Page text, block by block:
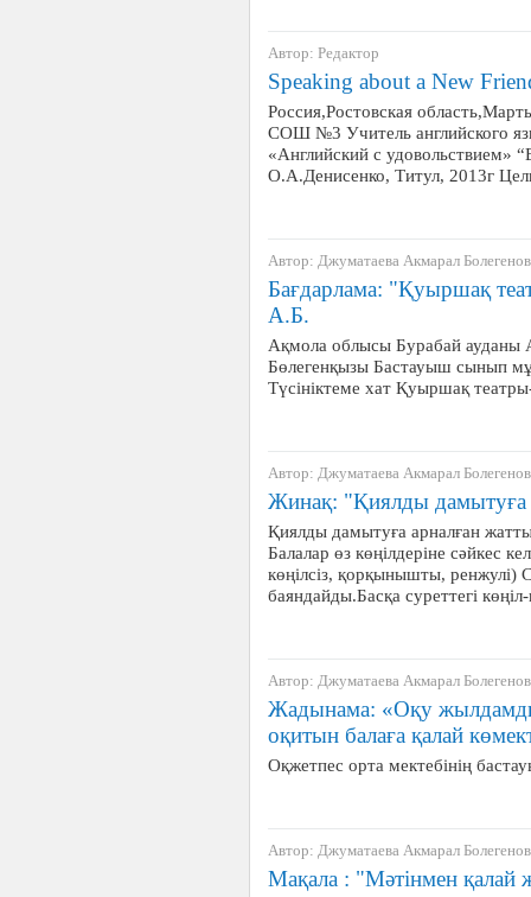
Автор: Редактор
Speaking about a New
Россия,Ростовская
СОШ №3 Учитель английского
«Английский с удовольствием»
О.А.Денисенко, Титул, 2013г
Автор: Джуматаева Акмарал
Бағдарлама: "Қуыршақ
А.Б.
Ақмола облысы Бурабай
Бөлегенқызы Бастауыш сынып
Түсініктеме хат Қуыршақ
Автор: Джуматаева Акмарал
Жинақ: "Қиялды дамытуға
Қиялды дамытуға арналған
Балалар өз көңілдеріне сәйкес
көңілсіз, қорқынышты, ренжулі)
баяндайды.Басқа суреттегі
Автор: Джуматаева Акмарал
Жадынама: «Оқу
оқитын балаға қалай
Оқжетпес орта мектебінің
Автор: Джуматаева Акмарал
Мақала : "Мәтінмен қалай